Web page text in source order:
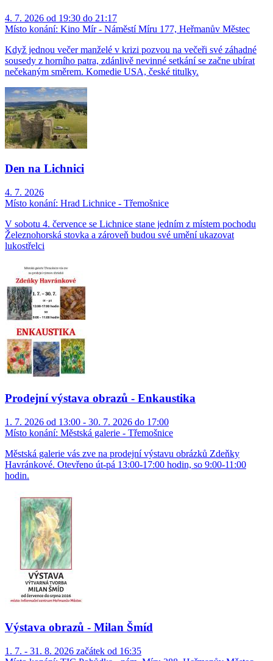
4. 7. 2026 od 19:30 do 21:17
Místo konání: Kino Mír - Náměstí Míru 177, Heřmanův Městec
Když jednou večer manželé v krizi pozvou na večeři své záhadné
sousedy z horního patra, zdánlivě nevinné setkání se začne ubírat
nečekaným směrem. Komedie USA, české titulky.
Den na Lichnici
4. 7. 2026
Místo konání: Hrad Lichnice - Třemošnice
V sobotu 4. července se Lichnice stane jedním z místem pochodu
Železnohorská stovka a zároveň budou své umění ukazovat
lukostřelci
Prodejní výstava obrazů - Enkaustika
1. 7. 2026 od 13:00 - 30. 7. 2026 do 17:00
Místo konání: Městská galerie - Třemošnice
Městská galerie vás zve na prodejní výstavu obrázků Zdeňky
Havránkové. Otevřeno út-pá 13:00-17:00 hodin, so 9:00-11:00
hodin.
Výstava obrazů - Milan Šmíd
1. 7. - 31. 8. 2026 začátek od 16:35